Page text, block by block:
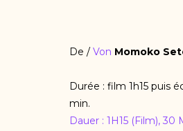
De / Von Momoko
Durée : film 1h15 puis
min.
Dauer : 1H15 (Film), 30